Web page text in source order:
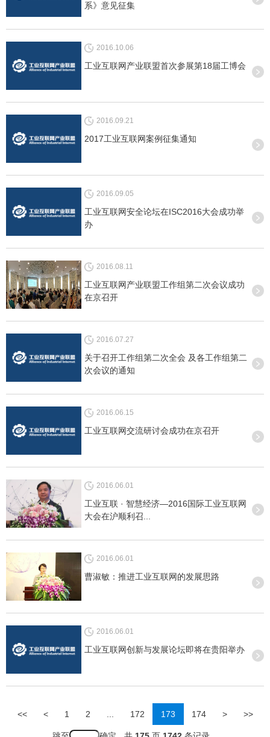
系》意见征集
2016.10.06
工业互联网产业联盟首次参展第18届工博会
2016.09.21
2017工业互联网案例征集通知
2016.09.05
工业互联网安全论坛在ISC2016大会成功举
办
2016.08.11
工业互联网产业联盟工作组第二次会议成功
在京召开
2016.07.27
关于召开工作组第二次全会 及各工作组第二
次会议的通知
2016.06.15
工业互联网交流研讨会成功在京召开
2016.06.01
工业互联 · 智慧经济—2016国际工业互联网
大会在沪顺利召...
2016.06.01
曹淑敏：推进工业互联网的发展思路
2016.06.01
工业互联网创新与发展论坛即将在贵阳举办
<< < 1 2 172 173 174 > >>